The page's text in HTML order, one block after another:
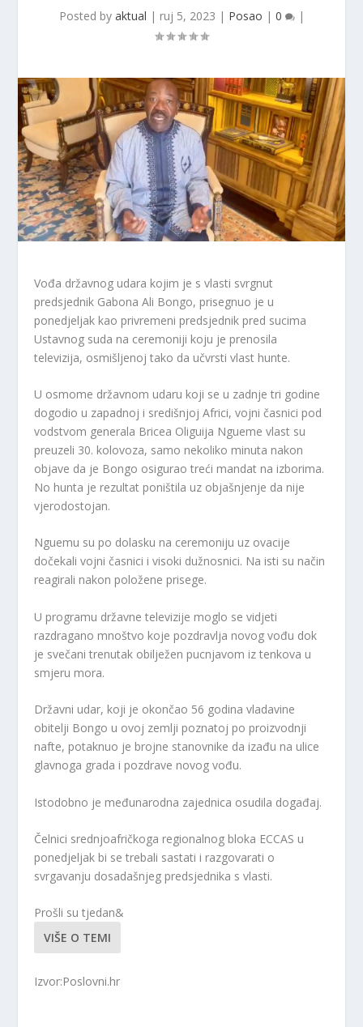
Posted by aktual | ruj 5, 2023 | Posao | 0 |
Vođa državnog udara kojim je s vlasti svrgnut
predsjednik Gabona Ali Bongo, prisegnuo je u
ponedjeljak kao privremeni predsjednik pred sucima
Ustavnog suda na ceremoniji koju je prenosila
televizija, osmišljenoj tako da učvrsti vlast hunte.
U osmome državnom udaru koji se u zadnje tri godine
dogodio u zapadnoj i središnjoj Africi, vojni časnici pod
vodstvom generala Bricea Oliguija Ngueme vlast su
preuzeli 30. kolovoza, samo nekoliko minuta nakon
objave da je Bongo osigurao treći mandat na izborima.
No hunta je rezultat poništila uz objašnjenje da nije
vjerodostojan.
Nguemu su po dolasku na ceremoniju uz ovacije
dočekali vojni časnici i visoki dužnosnici. Na isti su način
reagirali nakon položene prisege.
U programu državne televizije moglo se vidjeti
razdragano mnoštvo koje pozdravlja novog vođu dok
je svečani trenutak obilježen pucnjavom iz tenkova u
smjeru mora.
Državni udar, koji je okončao 56 godina vladavine
obitelji Bongo u ovoj zemlji poznatoj po proizvodnji
nafte, potaknuo je brojne stanovnike da izađu na ulice
glavnoga grada i pozdrave novog vođu.
Istodobno je međunarodna zajednica osudila događaj.
Čelnici srednjoafričkoga regionalnog bloka ECCAS u
ponedjeljak bi se trebali sastati i razgovarati o
svrgavanju dosadašnjeg predsjednika s vlasti.
Prošli su tjedan&
VIŠE O TEMI
Izvor:Poslovni.hr